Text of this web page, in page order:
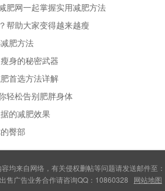
肥网一起掌握实用减肥方法
帮助大家变得越来越瘦
肥方法
身的秘密武器
首选方法详解
轻松告别肥胖身体
的减肥效果
臀部
均来自网络，有关侵权删帖等问题请发送邮件至：
售广告业务合作请咨询QQ：10860328 网站地图